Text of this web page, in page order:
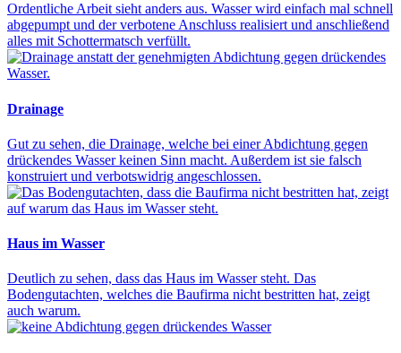
Ordentliche Arbeit sieht anders aus. Wasser wird einfach mal schnell
abgepumpt und der verbotene Anschluss realisiert und anschließend
alles mit Schottermatsch verfüllt.
Drainage
Gut zu sehen, die Drainage, welche bei einer Abdichtung gegen
drückendes Wasser keinen Sinn macht. Außerdem ist sie falsch
konstruiert und verbotswidrig angeschlossen.
Haus im Wasser
Deutlich zu sehen, dass das Haus im Wasser steht. Das
Bodengutachten, welches die Baufirma nicht bestritten hat, zeigt
auch warum.